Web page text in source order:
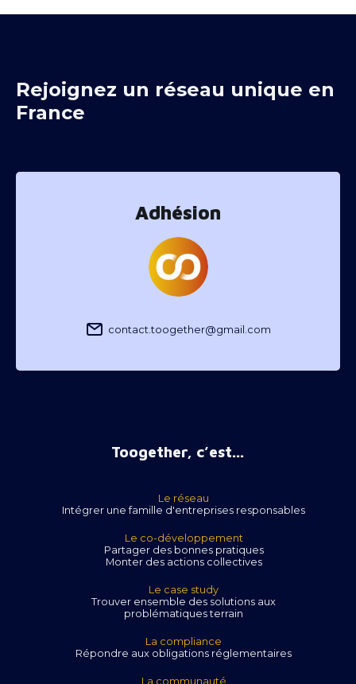
Rejoignez un réseau unique en
France
Adhésion
contact.toogether@gmail.com
Toogether, c’est...
Le réseau
Intégrer une famille d'entreprises responsables
Le co-développement
Partager des bonnes pratiques
Monter des actions collectives
Le case study
Trouver ensemble des solutions aux
problématiques terrain
La compliance
Répondre aux obligations réglementaires
La communauté